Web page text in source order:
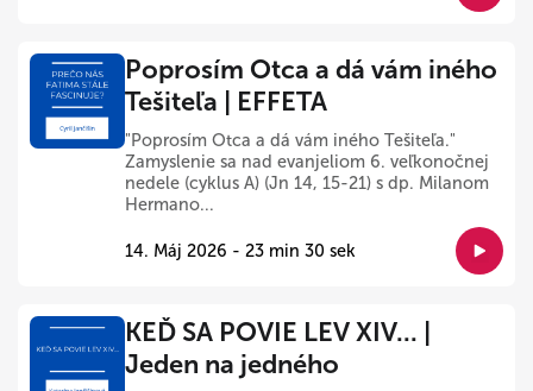
Poprosím Otca a dá vám iného
Tešiteľa | EFFETA
"Poprosím Otca a dá vám iného Tešiteľa."
Zamyslenie sa nad evanjeliom 6. veľkonočnej
nedele (cyklus A) (Jn 14, 15-21) s dp. Milanom
Hermano...
14. Máj 2026 - 23 min 30 sek
KEĎ SA POVIE LEV XIV... |
Jeden na jedného